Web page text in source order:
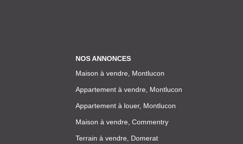
NOS ANNONCES
Maison à vendre, Montlucon
Appartement à vendre, Montlucon
Appartement à louer, Montlucon
Maison à vendre, Commentry
Terrain à vendre, Domerat